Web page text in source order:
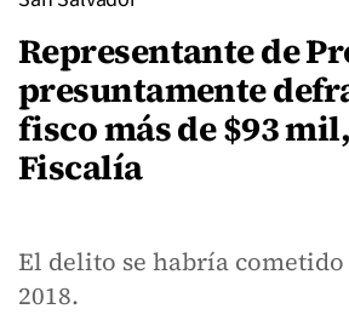
Representante de
presuntamente
fisco más de $93
Fiscalía
El delito se habría
2018.